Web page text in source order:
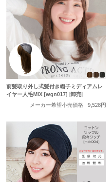
前髪取り外し式髪付き帽子ミディアムレ
イヤー人毛MIX [wgn017] |卸売|
メーカー希望小売価格
9,528円